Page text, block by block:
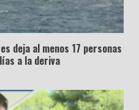
deja al menos 17 personas
a la deriva